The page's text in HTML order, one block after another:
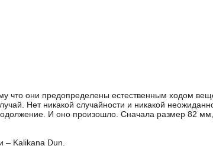
что они предопределены естественным ходом
Нет никакой случайности и никакой
И оно произошло. Сначала размер 82
– Kalikana Dun.